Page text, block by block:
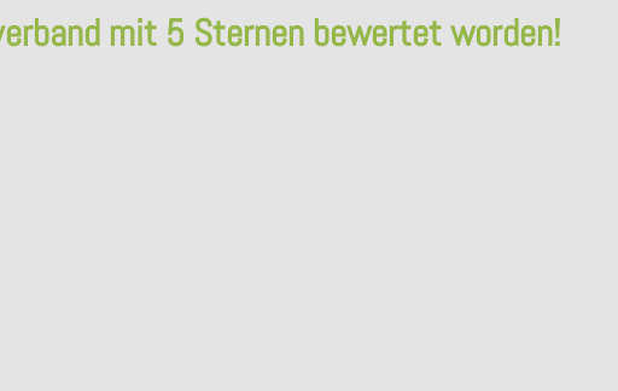
mit 5 Sternen bewertet worden!